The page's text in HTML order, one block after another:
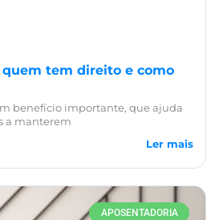
quem tem direito e como
benefício importante, que ajuda
a manterem
Ler mais
APOSENTADORIA